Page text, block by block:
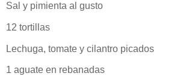
Sal y pimienta al gusto
12 tortillas
Lechuga, tomate y cilantro picados
1 aguate en rebanadas